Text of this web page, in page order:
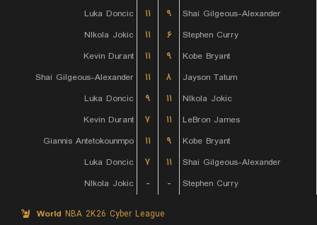
Luka Doncic
۱۱ ۹
Shai Gilgeous-Alexander
NIkola Jokic
۱۱ ۶
Stephen Curry
Kevin Durant
۱۱ ۹
Kobe Bryant
Shai Gilgeous-Alexander
۱۱ ۸
Jayson Tatum
Luka Doncic
۹ ۱۱
NIkola Jokic
Kevin Durant
۷ ۱۱
LeBron James
Giannis Antetokounmpo
۱۱ ۹
Kobe Bryant
Luka Doncic
۷ ۱۱
Shai Gilgeous-Alexander
NIkola Jokic
- - Stephen Curry
World NBA 2K26 Cyber League